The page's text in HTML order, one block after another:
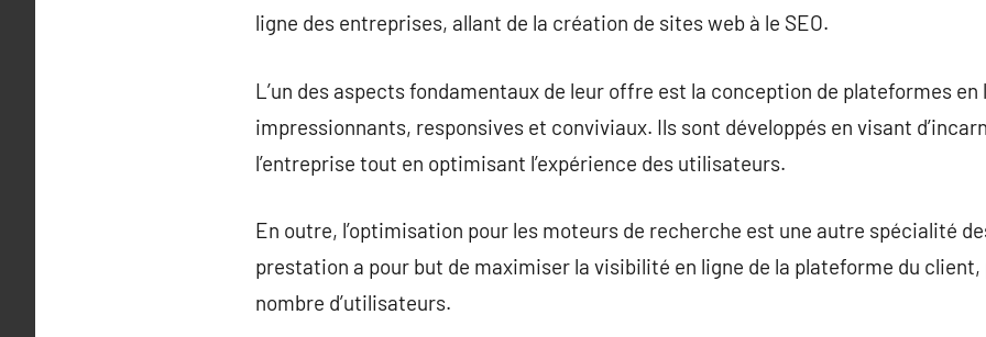
ligne des entreprises, allant de la création de sites web à le SEO.
L’un des aspects fondamentaux de leur offre est la conception de plateformes
impressionnants, responsives et conviviaux. Ils sont développés en visant
l’entreprise tout en optimisant l’expérience des utilisateurs.
En outre, l’optimisation pour les moteurs de recherche est une autre spécialité
prestation a pour but de maximiser la visibilité en ligne de la plateforme du
nombre d’utilisateurs.